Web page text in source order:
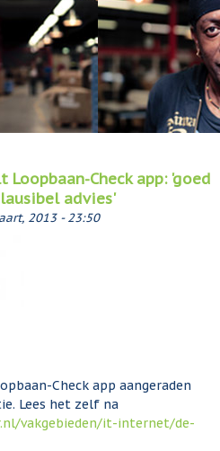
Check app: 'goed
advies'
2013 - 23:50
Check app aangeraden
Lees het zelf na
vakgebieden/it-internet/de-